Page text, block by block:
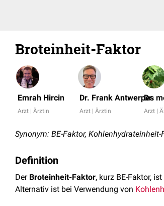
Broteinheit-Faktor
Emrah Hircin
Arzt | Ärztin
Dr. Frank Antwerpes
Arzt | Ärztin
Dr.
Arzt |
Synonym: BE-Faktor, Kohlenhydrateinheit-
Definition
Der Broteinheit-Faktor, kurz BE-Faktor,
Alternativ ist bei Verwendung von